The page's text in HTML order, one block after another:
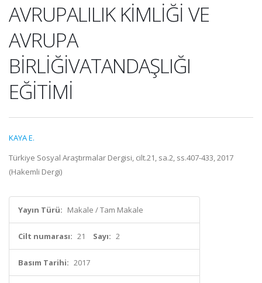
AVRUPALILIK KİMLİĞİ VE
AVRUPA
BİRLİĞİVATANDAŞLIĞI
EĞİTİMİ
KAYA E.
Türkiye Sosyal Araştırmalar Dergisi, cilt.21, sa.2, ss.407-433, 2017
(Hakemli Dergi)
Yayın Türü: Makale / Tam Makale
Cilt numarası: 21 Sayı: 2
Basım Tarihi: 2017